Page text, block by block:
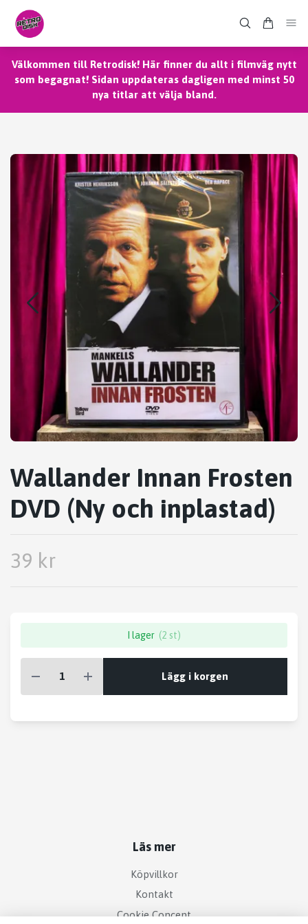
Välkommen till Retrodisk! Här finner du allt i filmväg nytt
som begagnat! Sidan uppdateras dagligen med minst 50
nya titlar att välja bland.
Wallander Innan Frosten
DVD (Ny och inplastad)
39 kr
I lager (2 st)
Lägg i korgen
Läs mer
Köpvillkor
Kontakt
Cookie Concent